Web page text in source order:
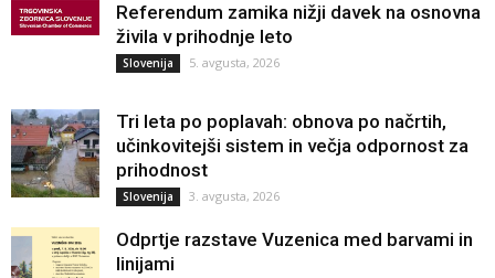
Referendum zamika nižji davek na osnovna
živila v prihodnje leto
Slovenija 5. avgusta, 2026
Tri leta po poplavah: obnova po načrtih,
učinkovitejši sistem in večja odpornost za
prihodnost
Slovenija 3. avgusta, 2026
Odprtje razstave Vuzenica med barvami in
linijami